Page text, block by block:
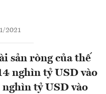
2021
sản ròng của thế
nghìn tỷ USD vào
tỷ USD vào